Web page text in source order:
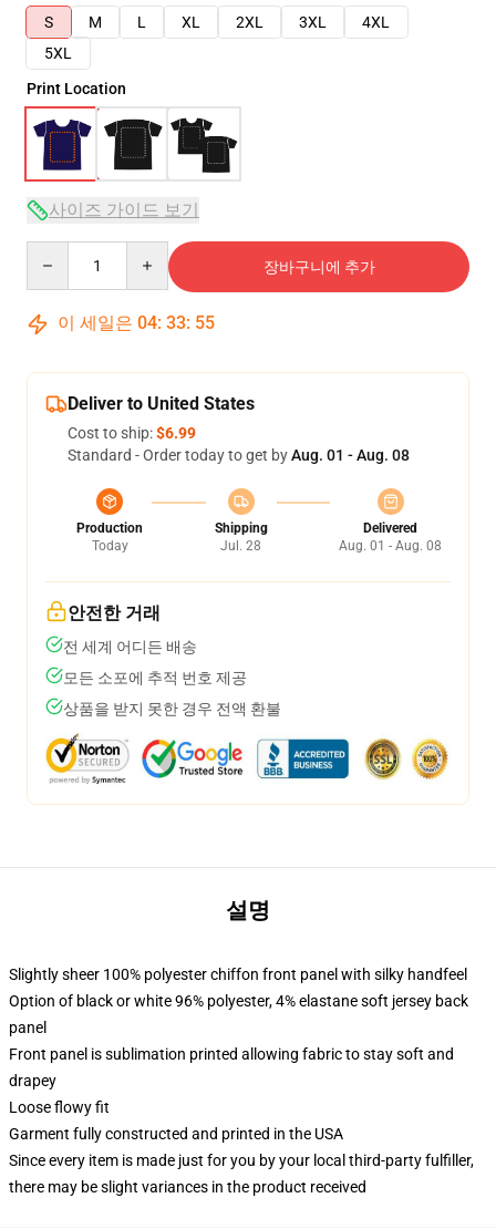
S
M L XL 2XL 3XL
4XL
5XL
Print Location
사이즈 가이드 보기
장바구니에 추가
이 세일은 04: 33: 54
Deliver to United States
Cost to ship:$6.99
Standard - Order today to get byAug. 01 - Aug. 08
Production
Today
Shipping
Jul. 28
Delivered
Aug. 01 - Aug. 08
안전한 거래
전 세계 어디든 배송
모든 소포에 추적 번호 제공
상품을 받지 못한 경우 전액 환불
설명
Slightly sheer 100% polyester chiffon front panel with silky handfeel
Option of black or white 96% polyester, 4% elastane soft jersey back
panel
Front panel is sublimation printed allowing fabric to stay soft and
drapey
Loose flowy fit
Garment fully constructed and printed in the USA
Since every item is made just for you by your local third-party fulfiller,
there may be slight variances in the product received